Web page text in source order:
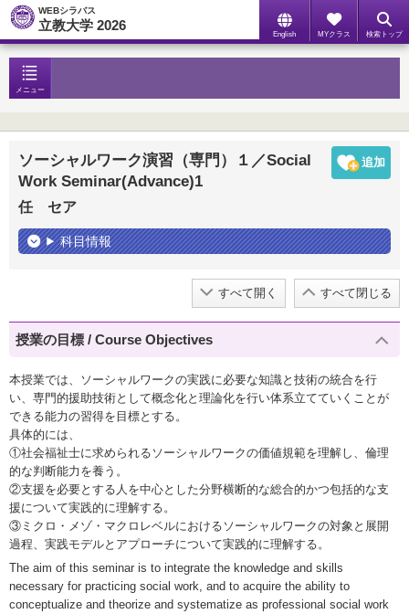
WEBシラバス
立教大学 2026
English MYクラス 検索トップ
メニュー
ソーシャルワーク演習（専門）１／Social
Work Seminar(Advance)1
任 セア
科目情報
すべて開く すべて閉じる
授業の目標 / Course Objectives
本授業では、ソーシャルワークの実践に必要な知識と技術の統合を行
い、専門的援助技術として概念化と理論化を行い体系立てていくことが
できる能力の習得を目標とする。
具体的には、
①社会福祉士に求められるソーシャルワークの価値規範を理解し、倫理
的な判断能力を養う。
②支援を必要とする人を中心とした分野横断的な総合的かつ包括的な支
援について実践的に理解する。
③ミクロ・メゾ・マクロレベルにおけるソーシャルワークの対象と展開
過程、実践モデルとアプローチについて実践的に理解する。
The aim of this seminar is to integrate the knowledge and skills
necessary for practicing social work, and to acquire the ability to
conceptualize and theorize and systematize as professional social work